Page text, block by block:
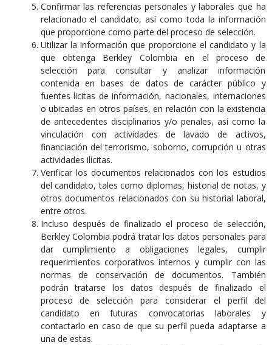
Confirmar las referencias personales y laborales que ha
relacionado el candidato, así como toda la información
que proporcione como parte del proceso de selección.
Utilizar la información que proporcione el candidato y la
que obtenga Berkley Colombia en el proceso de
selección para consultar y analizar información
contenida en bases de datos de carácter público y
fuentes licitas de información, nacionales, internaciones
o ubicadas en otros países, en relación con la existencia
de antecedentes disciplinarios y/o penales, así como la
vinculación con actividades de lavado de activos,
financiación del terrorismo, soborno, corrupción u otras
actividades ilícitas.
Verificar los documentos relacionados con los estudios
del candidato, tales como diplomas, historial de notas, y
otros documentos relacionados con su historial laboral,
entre otros.
Incluso después de finalizado el proceso de selección,
Berkley Colombia podrá tratar los datos personales para
dar cumplimiento a obligaciones legales, cumplir
requerimientos corporativos internos y cumplir con las
normas de conservación de documentos. También
podrán tratarse los datos después de finalizado el
proceso de selección para considerar el perfil del
candidato en futuras convocatorias laborales y
contactarlo en caso de que su perfil pueda adaptarse a
una de estas.